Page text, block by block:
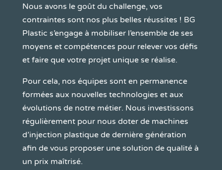
Nous avons le goût du challenge, vos
contraintes sont nos plus belles réussites ! BG
Plastic s’engage à mobiliser l’ensemble de ses
moyens et compétences pour relever vos défis
et faire que votre projet unique se réalise.
Pour cela, nos équipes sont en permanence
formées aux nouvelles technologies et aux
évolutions de notre métier. Nous investissons
régulièrement pour nous doter de machines
d’injection plastique de dernière génération
afin de vous proposer une solution de qualité à
un prix maîtrisé.